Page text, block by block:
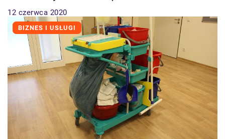
12 czerwca 2020
BIZNES I USŁUGI